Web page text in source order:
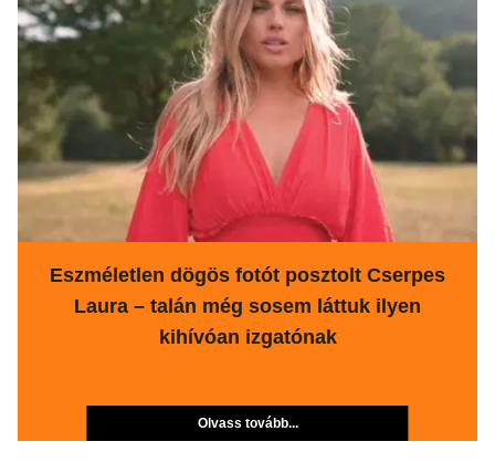
Eszméletlen dögös fotót posztolt Cserpes
Laura – talán még sosem láttuk ilyen
kihívóan izgatónak
Olvass tovább...